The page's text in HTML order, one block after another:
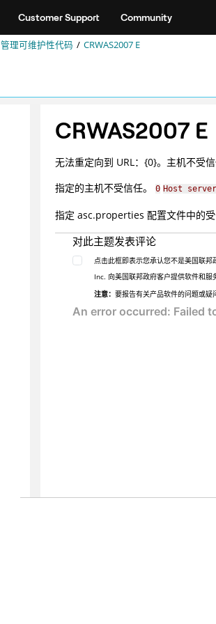
Customer Support Community
管理可维护性代码 CRWAS2007 E
CRWAS2007 E
无法重定向到 URL：{0}。主机不受
指定的主机不受信任。0 Host
指定 asc.properties 配置文件中的受
对此主题发表评论
点击此框即表示您承认您不是美国联
Inc. 向美国联邦政府客户提供软件和
注意：要报告有关产品软件的问题或